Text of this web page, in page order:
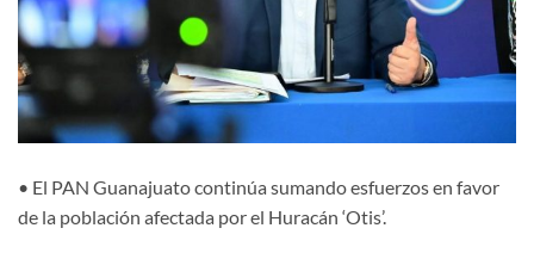
• El PAN Guanajuato continúa sumando esfuerzos en favor
de la población afectada por el Huracán ‘Otis’.